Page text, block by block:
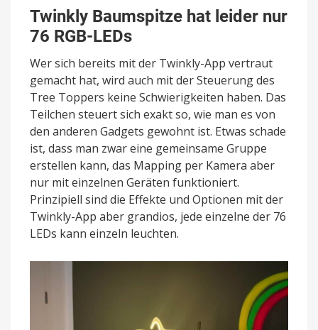
Twinkly Baumspitze hat leider nur
76 RGB-LEDs
Wer sich bereits mit der Twinkly-App vertraut
gemacht hat, wird auch mit der Steuerung des
Tree Toppers keine Schwierigkeiten haben. Das
Teilchen steuert sich exakt so, wie man es von
den anderen Gadgets gewohnt ist. Etwas schade
ist, dass man zwar eine gemeinsame Gruppe
erstellen kann, das Mapping per Kamera aber
nur mit einzelnen Geräten funktioniert.
Prinzipiell sind die Effekte und Optionen mit der
Twinkly-App aber grandios, jede einzelne der 76
LEDs kann einzeln leuchten.